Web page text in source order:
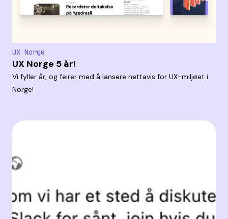
UX Norge
UX Norge 5 år!
Vi fyller år, og feirer med å lansere nettavis for UX-miljøet i
Norge!